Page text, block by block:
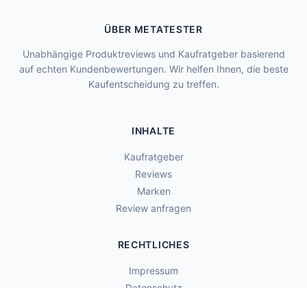
ÜBER METATESTER
Unabhängige Produktreviews und Kaufratgeber basierend
auf echten Kundenbewertungen. Wir helfen Ihnen, die beste
Kaufentscheidung zu treffen.
INHALTE
Kaufratgeber
Reviews
Marken
Review anfragen
RECHTLICHES
Impressum